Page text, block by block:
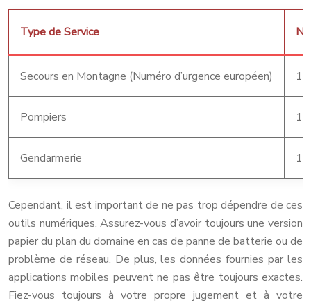
Type de Service
Secours en Montagne (Numéro d’urgence européen)
Pompiers 18
Gendarmerie 17
Cependant, il est important de ne pas trop dépendre de ces
outils numériques. Assurez-vous d’avoir toujours une version
papier du plan du domaine en cas de panne de batterie ou de
problème de réseau. De plus, les données fournies par les
applications mobiles peuvent ne pas être toujours exactes.
Fiez-vous toujours à votre propre jugement et à votre